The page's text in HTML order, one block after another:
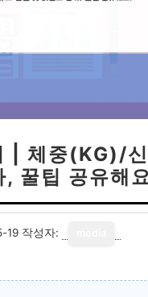
| 체중(KG)/
, 꿀팁 공유해
19 작성자: